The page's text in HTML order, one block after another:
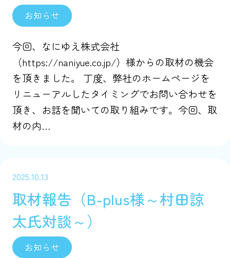
お知らせ
今回、なにゆえ株式会社
（https://naniyue.co.jp/）様からの取材の機会
を頂きました。 丁度、弊社のホームページを
リニューアルしたタイミングでお問い合わせを
頂き、お話を聞いての取り組みです。今回、取
材の内…
2025.10.13
取材報告（B-plus様～村田諒
太氏対談～）
お知らせ